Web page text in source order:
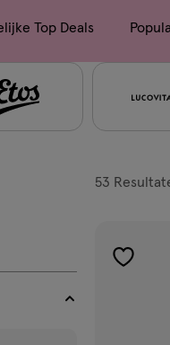
Top Deals
53